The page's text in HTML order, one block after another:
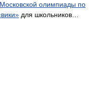
Московской олимпиады по
для школьников…